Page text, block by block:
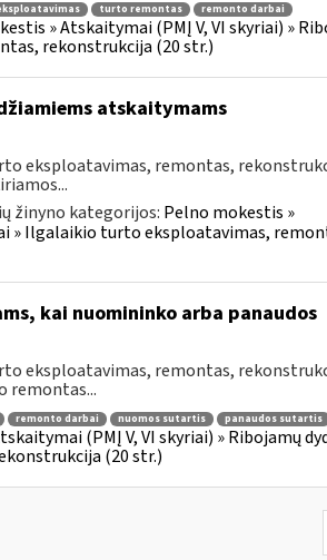
turto remontas
remonto darbai
» Atskaitymai (PMĮ V, VI skyriai) »
rekonstrukcija (20 str.)
atskaitymams
eksploatavimas, remontas,
žinyno kategorijos: Pelno mokestis »
» Ilgalaikio turto eksploatavimas,
kai nuomininko arba panaudos
eksploatavimas, remontas,
remontas...
remonto darbai nuomos sutartis
panaudos sutartis
(PMĮ V, VI skyriai) » Ribojamų
(20 str.)